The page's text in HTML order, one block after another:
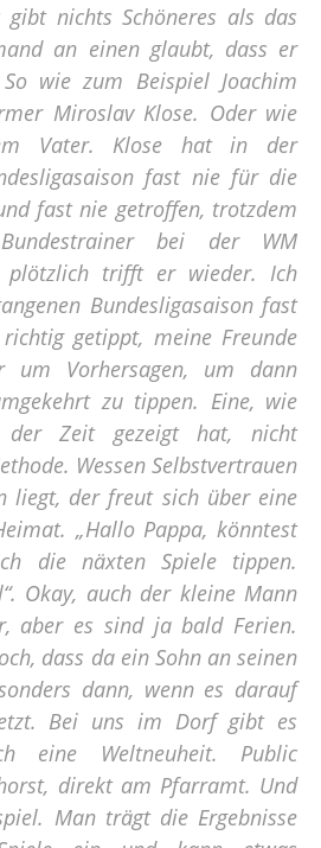
gibt nichts Schöneres als das
an einen glaubt, dass er
wie zum Beispiel Joachim
Miroslav Klose. Oder wie
Vater. Klose hat in der
fast nie für die
fast nie getroffen, trotzdem
bei der WM
plötzlich trifft er wieder. Ich
Bundesligasaison fast
getippt, meine Freunde
um Vorhersagen, um dann
zu tippen. Eine, wie
Zeit gezeigt hat, nicht
Wessen Selbstvertrauen
liegt, der freut sich über eine
„Hallo Pappa, könntest
die näxten Spiele tippen.
Okay, auch der kleine Mann
aber es sind ja bald Ferien.
dass da ein Sohn an seinen
dann, wenn es darauf
Bei uns im Dorf gibt es
eine Weltneuheit. Public
direkt am Pfarramt. Und
Man trägt die Ergebnisse